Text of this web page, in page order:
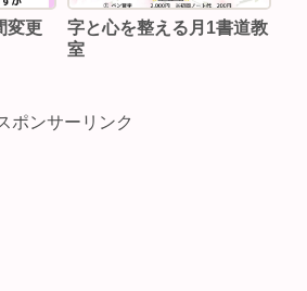
変更
字と心を整える月1書道教
室
ポンサーリンク